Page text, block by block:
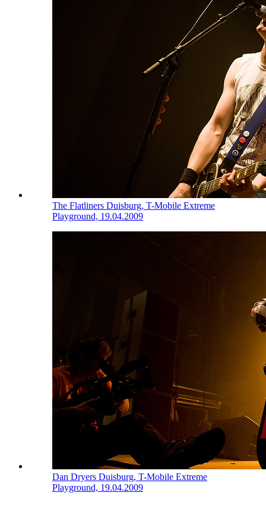
The Flatliners Duisburg, T-Mobile Extreme
Playground, 19.04.2009
Dan Dryers Duisburg, T-Mobile Extreme
Playground, 19.04.2009